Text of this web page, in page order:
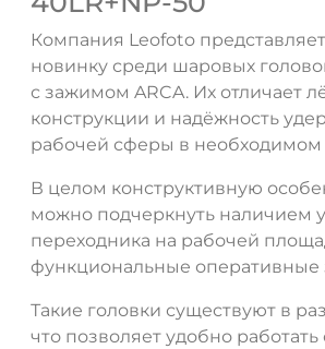
Компания Leofoto
новинку среди шаровых
с зажимом ARCA. Их отличает
конструкции и надёжность
рабочей сферы в
В целом конструктивную
можно подчеркнуть наличием
переходника на рабочей
функциональные
Такие головки существуют в
что позволяет удобно работать
ДА НЕТ